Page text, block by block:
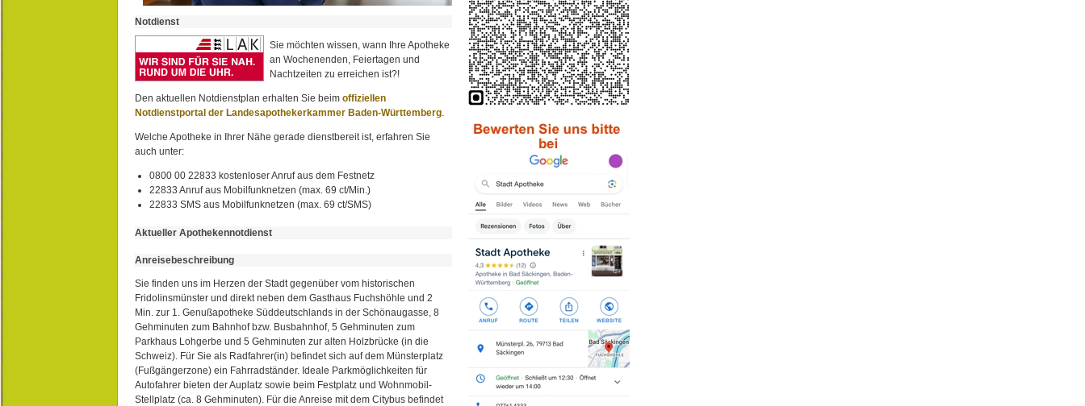
Notdienst
Sie möchten wissen, wann Ihre Apotheke
an Wochenenden, Feiertagen und
Nachtzeiten zu erreichen ist?!
Den aktuellen Notdienstplan erhalten Sie beim offiziellen
Notdienstportal der Landesapothekerkammer Baden-Württemberg
Welche Apotheke in Ihrer Nähe gerade dienstbereit ist, erfahren Sie
auch unter:
0800 00 22833 kostenloser Anruf aus dem Festnetz
22833 Anruf aus Mobilfunknetzen (max. 69 ct/Min.)
22833 SMS aus Mobilfunknetzen (max. 69 ct/SMS)
Aktueller Apothekennotdienst
Anreisebeschreibung
Sie finden uns im Herzen der Stadt gegenüber vom historischen
Fridolinsmünster und direkt neben dem Gasthaus Fuchshöhle und 2
Min. zur 1. Genußapotheke Süddeutschlands in der Schönaugasse, 8
Gehminuten zum Bahnhof bzw. Busbahnhof, 5 Gehminuten zum
Parkhaus Lohgerbe und 5 Gehminuten zur alten Holzbrücke (in die
Schweiz). Für Sie als Radfahrer(in) befindet sich auf dem Münsterplatz
(Fußgängerzone) ein Fahrradständer. Ideale Parkmöglichkeiten für
Autofahrer bieten der Auplatz sowie beim Festplatz und Wohnmobil-
Stellplatz (ca. 8 Gehminuten). Für die Anreise mit dem Citybus befindet